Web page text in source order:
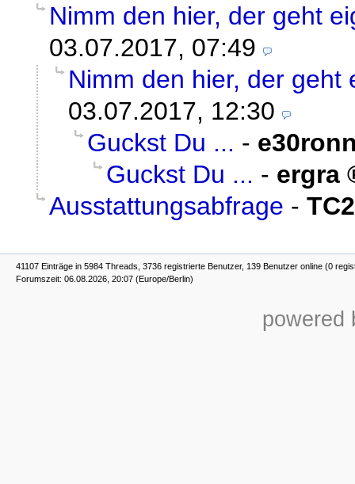
Nimm den hier, der geht
03.07.2017, 07:49
Nimm den hier, der geht
03.07.2017, 12:30
Guckst Du ... -
Guckst Du ... - ergra
Ausstattungsabfrage -
41107 Einträge in 5984 Threads, 3736 registrierte Benutzer, 139 Benutzer online (0
Forumszeit: 06.08.2026, 20:07 (Europe/Berlin)
powered